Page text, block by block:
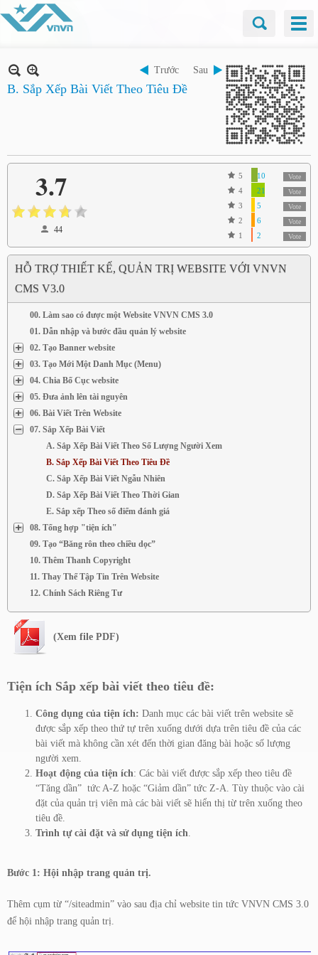
Trước Sau
B. Sắp Xếp Bài Viết Theo Tiêu Đề
5 10 Vote
4 21 Vote
3 5 Vote
2 6 Vote
1 2 Vote
3.7
44
HỖ TRỢ THIẾT KẾ, QUẢN TRỊ WEBSITE VỚI VNVN
CMS V3.0
00. Làm sao có được một Website VNVN CMS 3.0
01. Dẫn nhập và bước đầu quản lý website
02. Tạo Banner website
03. Tạo Mới Một Danh Mục (Menu)
04. Chia Bố Cục website
05. Đưa ảnh lên tài nguyên
06. Bài Viết Trên Website
07. Sắp Xếp Bài Viết
A. Sắp Xếp Bài Viết Theo Số Lượng Người Xem
B. Sắp Xếp Bài Viết Theo Tiêu Đề
C. Sắp Xếp Bài Viết Ngẫu Nhiên
D. Sắp Xếp Bài Viết Theo Thời Gian
E. Sắp xếp Theo số điểm đánh giá
08. Tổng hợp "tiện ích"
09. Tạo “Băng rôn theo chiều dọc”
10. Thêm Thanh Copyright
11. Thay Thế Tập Tin Trên Website
12. Chính Sách Riêng Tư
(Xem file PDF)
Tiện ích Sắp xếp bài viết theo tiêu đề:
Công dụng của tiện ích: Danh mục các bài viết trên website sẽ
được sắp xếp theo thứ tự trên xuống dưới dựa trên tiêu đề của các
bài viết mà không cần xét đến thời gian đăng bài hoặc số lượng
người xem.
Hoạt động của tiện ích: Các bài viết được sắp xếp theo tiêu đề
“Tăng dần” tức A-Z hoặc “Giảm dần” tức Z-A. Tùy thuộc vào cài
đặt của quản trị viên mà các bài viết sẽ hiển thị từ trên xuống theo
tiêu đề.
Trình tự cài đặt và sử dụng tiện ích.
Bước 1: Hội nhập trang quản trị.
Thêm cụm từ “/siteadmin” vào sau địa chỉ website tin tức VNVN CMS 3.0
để hội nhập trang quản trị.